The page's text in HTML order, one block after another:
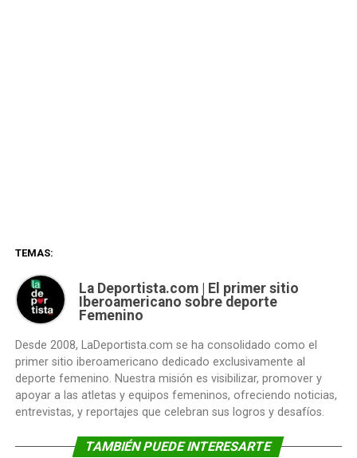
TEMAS:
La Deportista.com | El primer sitio
Iberoamericano sobre deporte
Femenino
Desde 2008, LaDeportista.com se ha consolidado como el
primer sitio iberoamericano dedicado exclusivamente al
deporte femenino. Nuestra misión es visibilizar, promover y
apoyar a las atletas y equipos femeninos, ofreciendo noticias,
entrevistas, y reportajes que celebran sus logros y desafíos.
TAMBIÉN PUEDE INTERESARTE